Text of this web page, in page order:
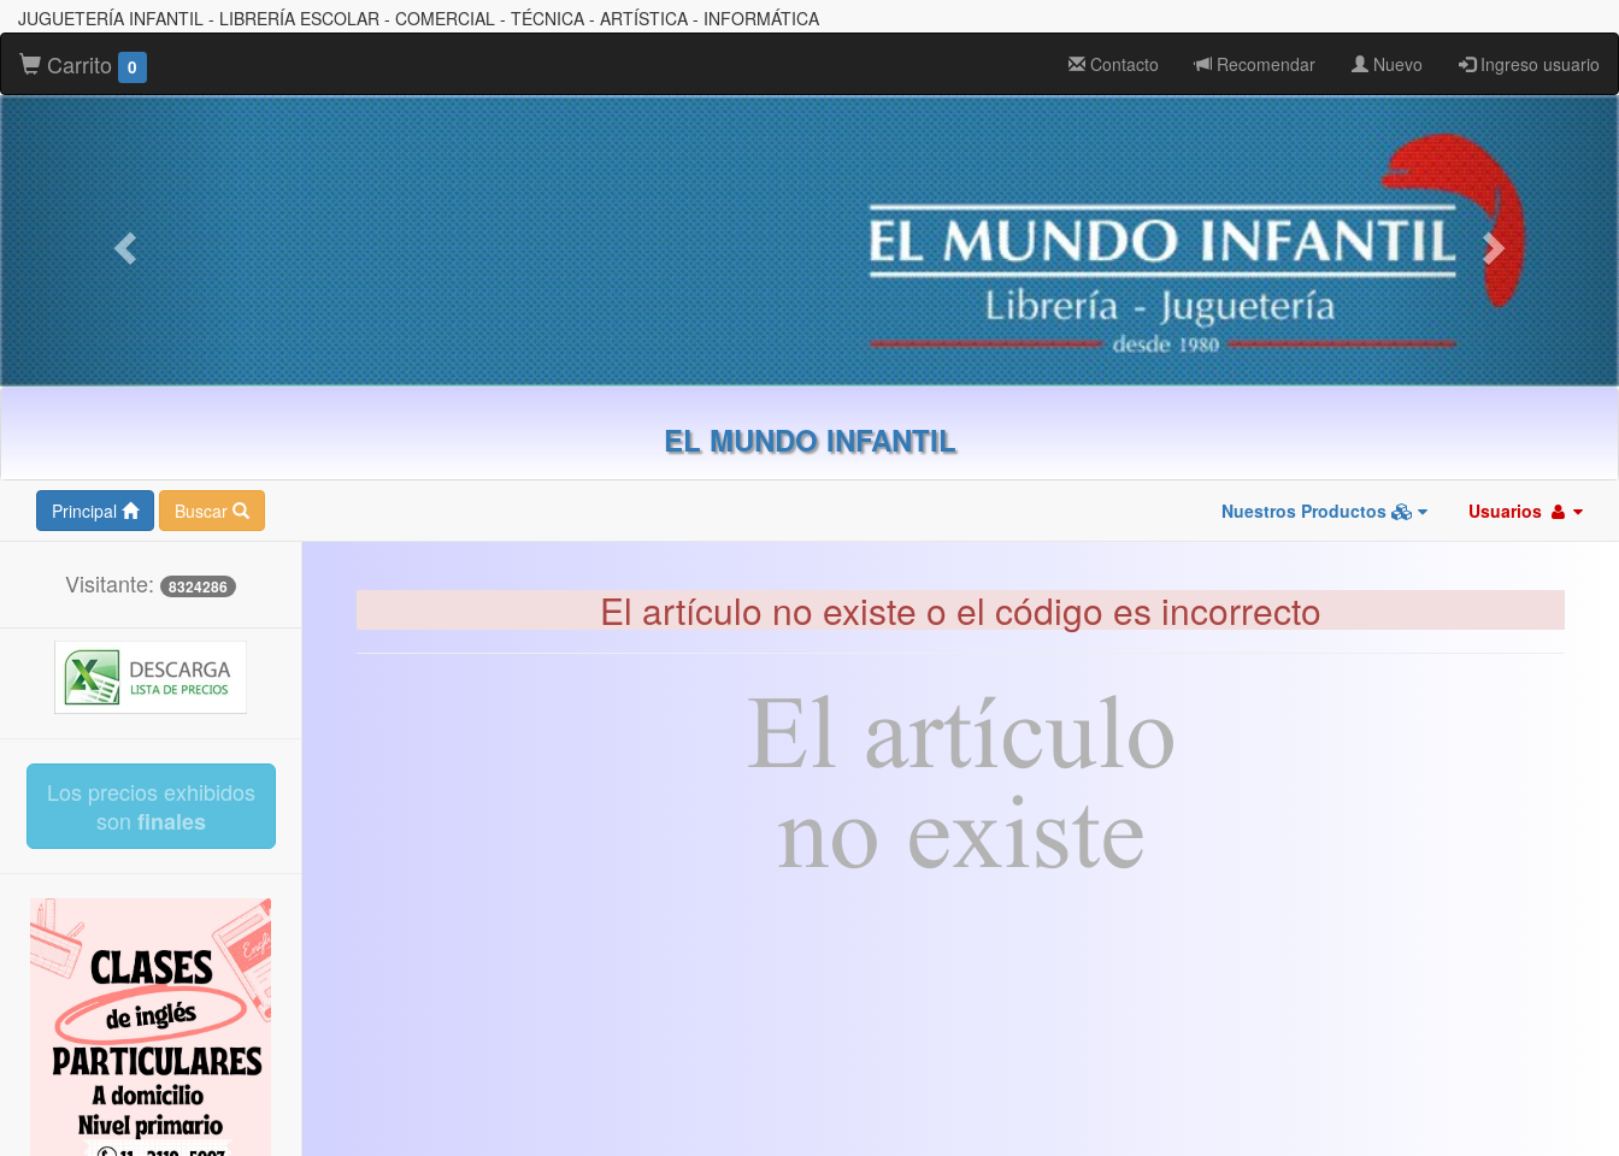
JUGUETERÍA INFANTIL - LIBRERÍA ESCOLAR - COMERCIAL - TÉCNICA - ARTÍSTICA - INFORMÁTICA
Carrito 0 Contacto Recomendar Nuevo Ingreso usuario
EL MUNDO INFANTIL
Principal Buscar Nuestros Productos Usuarios
Visitante: 8324286
Los precios exhibidos
son finales
El artículo no existe o el código es incorrecto